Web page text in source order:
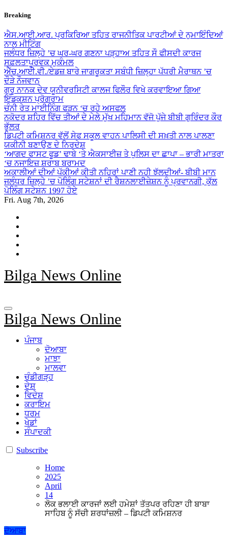
Skip
content
Breaking
ਐਸ.ਆਈ.ਆਰ. ਪ੍ਰਕਿਰਿਆ ਤਹਿਤ ਰਾਜਨੀਤਿਕ ਪਾਰਟੀਆਂ ਦੇ ਨੁਮਾਇੰਦਿਆਂ
ਨਾਲ ਮੀਟਿੰਗ
ਜਲੰਧਰ ਜ਼ਿਲ੍ਹੇ ’ਚ ਘਰ-ਘਰ ਗਣਨਾ ਪੜ੍ਹਾਅ ਤਹਿਤ ਸੌ ਫੀਸਦੀ ਕਾਰਜ
ਸਫ਼ਲਤਾਪੂਰਵਕ ਮੁਕੰਮਲ
ਐੱਚ.ਆਈ.ਵੀ./ਏਡਜ਼ ਬਾਰੇ ਜਾਗਰੂਕਤਾ ਸਬੰਧੀ ਜ਼ਿਲ੍ਹਾ ਪੱਧਰੀ ਮੈਰਾਥਨ ’ਚ
ਦੌੜੇ ਨੌਜਵਾਨ
ਗੁਰੂ ਨਾਨਕ ਦੇਵ ਯੂਨੀਵਰਸਿਟੀ ਕਾਲਜ ਫਿਲੌਰ ਵਿਖੇ ਕਰਵਾਇਆ ਗਿਆ
ਇੰਡਕਸ਼ਨ ਪ੍ਰੋਗਰਾਮ
ਚੰਨੀ ਰੇਤ ਮਾਈਨਿੰਗ ਫੜਨ ‘ਚ ਰਹੇ ਅਸਫਲ
ਨਕੋਦਰ ਸ਼ਹਿਰ ਵਿੱਚ ਤੀਆਂ ਦੇ ਮੇਲੇ ਮੁੱਖ ਮਹਿਮਾਨ ਵੱਜੋ ਪੁੱਜੇ ਬੀਬੀ ਗੁਰਿੰਦਰ ਕੌਰ
ਭੁੱਲਰ
ਡਿਪਟੀ ਕਮਿਸ਼ਨਰ ਵੱਲੋਂ ਸੇਫ ਸਕੂਲ ਵਾਹਨ ਪਾਲਿਸੀ ਦੀ ਸਖ਼ਤੀ ਨਾਲ ਪਾਲਣਾ
ਯਕੀਨੀ ਬਣਾਉਣ ਦੇ ਨਿਰਦੇਸ਼
‘ਆਗਦ ਫਾਸਟ ਫੂਡ’ ਢਾਬੇ ‘ਤੇ ਐਕਸਾਈਜ਼ ਤੇ ਪੁਲਿਸ ਦਾ ਛਾਪਾ – ਭਾਰੀ ਮਾਤਰਾ
‘ਚ ਨਜਾਇਜ਼ ਸ਼ਰਾਬ ਬਰਾਮਦ
ਅਕਾਲੀਆਂ ਦੀਆਂ ਪੱਕੀਆਂ ਕੀਤੀ ਨਹਿਰਾਂ ਪਾਣੀ ਨਹੀ ਝੱਲਦੀਆਂ- ਬੀਬੀ ਮਾਨ
ਜਲੰਧਰ ਜ਼ਿਲ੍ਹੇ ’ਚ ਪੋਲਿੰਗ ਸਟੇਸ਼ਨਾਂ ਦੀ ਰੈਸ਼ਨਲਾਈਜ਼ੇਸ਼ਨ ਨੂੰ ਪ੍ਰਵਾਨਗੀ, ਕੁੱਲ
ਪੋਲਿੰਗ ਸਟੇਸ਼ਨ 1997 ਹੋਏ
Fri. Aug 7th, 2026
Bilga News Online
Bilga News Online
ਪੰਜਾਬ
ਦੋਆਬਾ
ਮਾਝਾ
ਮਾਲਵਾ
ਚੰਡੀਗੜ੍ਹ
ਦੇਸ਼
ਵਿਦੇਸ਼
ਕਰਾਇਮ
ਧਰਮ
ਖੇਡਾਂ
ਸੰਪਾਦਕੀ
Subscribe
Home
2025
April
14
ਲੋਕ ਭਲਾਈ ਕਾਰਜਾਂ ਲਈ ਹਮੇਸ਼ਾਂ ਤੱਤਪਰ ਰਹਿਣਾ ਹੀ ਬਾਬਾ
ਸਾਹਿਬ ਨੂੰ ਸੱਚੀ ਸ਼ਰਧਾਂਜ਼ਲੀ – ਡਿਪਟੀ ਕਮਿਸ਼ਨਰ
ਦੋਆਬਾ